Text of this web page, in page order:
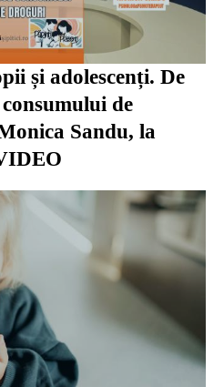
și adolescenți. De
de
Sandu, la